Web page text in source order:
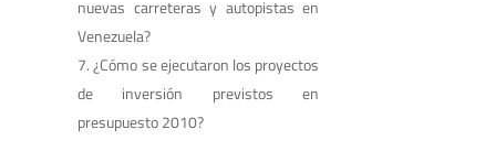
nuevas carreteras y autopistas en
Venezuela?
¿Cómo se ejecutaron los proyectos
de inversión previstos en
presupuesto 2010?